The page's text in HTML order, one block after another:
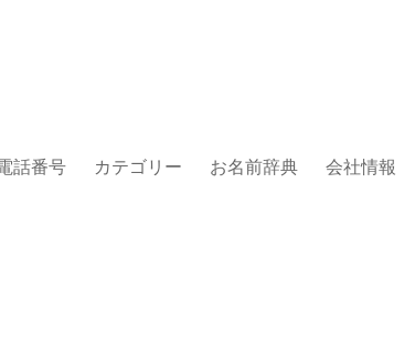
話番号 カテゴリー お名前辞典 会社情報